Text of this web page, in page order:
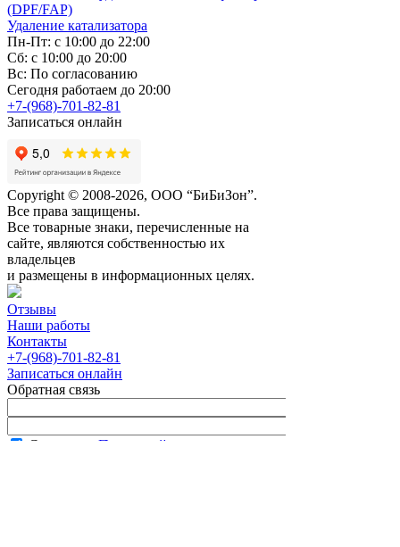
(DPF/FAP)
Удаление катализатора
Пн-Пт: с 10:00 до 22:00
Сб: с 10:00 до 20:00
Вс: По согласованию
Сегодня работаем до 20:00
+7-(968)-701-82-81
Записаться онлайн
Copyright © 2008-2026, ООО “БиБиЗон”.
Все права защищены.
Все товарные знаки, перечисленные на
сайте, являются собственностью их
владельцев
и размещены в информационных целях.
Отзывы
Наши работы
Контакты
+7-(968)-701-82-81
Записаться онлайн
Обратная связь
Согласен с Политикой